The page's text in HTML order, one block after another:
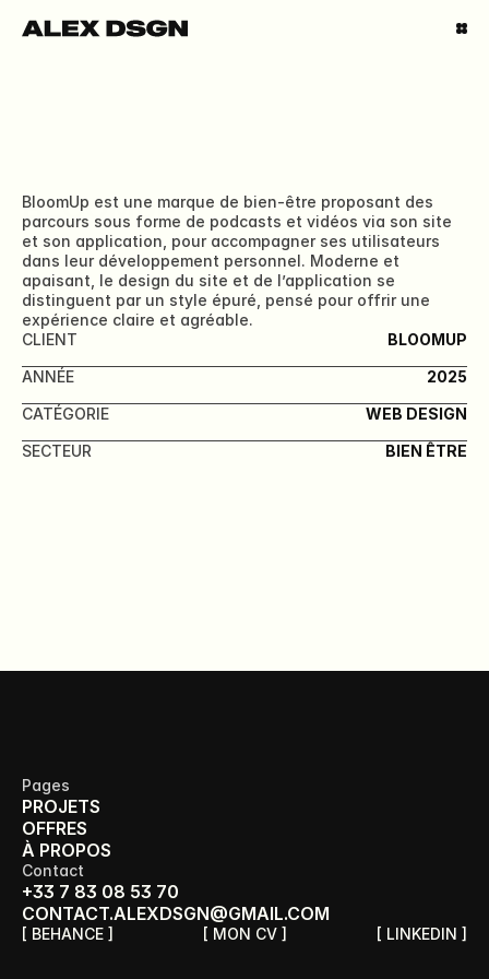
BLOOMUP
BloomUp est une marque de bien-être proposant des
parcours sous forme de podcasts et vidéos via son site
et son application, pour accompagner ses utilisateurs
dans leur développement personnel. Moderne et
apaisant, le design du site et de l’application se
distinguent par un style épuré, pensé pour offrir une
expérience claire et agréable.
CLIENT
BLOOMUP
ANNÉE
2025
CATÉGORIE
WEB DESIGN
SECTEUR
BIEN ÊTRE
Pages
PROJETS
OFFRES
À PROPOS
Contact
+33 7 83 08 53 70
CONTACT.ALEXDSGN@GMAIL.COM
[ BEHANCE ] [ MON CV ] [ LINKEDIN ]